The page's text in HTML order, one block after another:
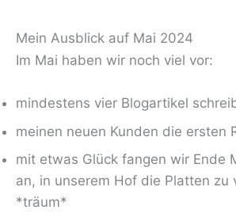
Mein Ausblick auf Mai 2024
Im Mai haben wir noch viel vor:
mindestens vier Blogartikel
meinen neuen Kunden die ersten
mit etwas Glück fangen wir Ende
an, in unserem Hof die Platten zu
*träum*